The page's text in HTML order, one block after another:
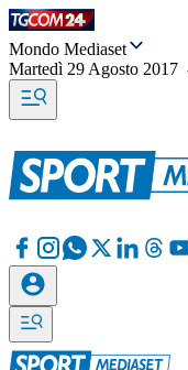
Mondo Mediaset
Martedì 29 Agosto 2017